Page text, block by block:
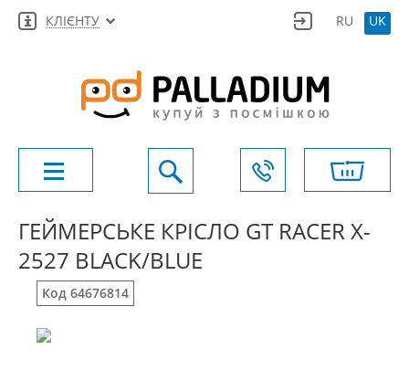
КЛІЄНТУ RU UK
ГЕЙМЕРСЬКЕ КРІСЛО GT RACER X-
2527 BLACK/BLUE
Код 64676814